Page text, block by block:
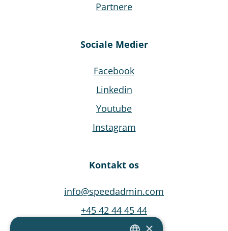
Partnere
Sociale Medier
Facebook
Linkedin
Youtube
Instagram
Kontakt os
info@speedadmin.com
+45 42 44 45 44